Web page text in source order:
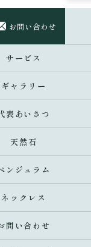
お問い合わせ
サービス
ギャラリー
表あいさつ
天然石
ンジュラム
ネックレス
問い合わせ